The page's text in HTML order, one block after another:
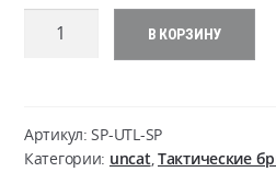
Количество
Tactical
Pants)
В КОРЗИНУ
Артикул:SP-UTL-SP
Категории: uncat Тактические